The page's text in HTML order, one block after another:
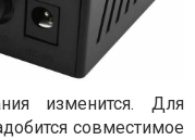
изменится. Для
совместимое